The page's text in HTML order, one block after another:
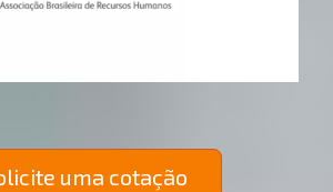
uma cotação